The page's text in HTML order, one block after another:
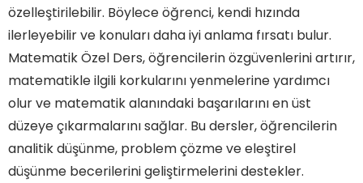
özelleştirilebilir. Böylece öğrenci, kendi hızında
ilerleyebilir ve konuları daha iyi anlama fırsatı bulur.
Matematik Özel Ders, öğrencilerin özgüvenlerini artırır,
matematikle ilgili korkularını yenmelerine yardımcı
olur ve matematik alanındaki başarılarını en üst
düzeye çıkarmalarını sağlar. Bu dersler, öğrencilerin
analitik düşünme, problem çözme ve eleştirel
düşünme becerilerini geliştirmelerini destekler.